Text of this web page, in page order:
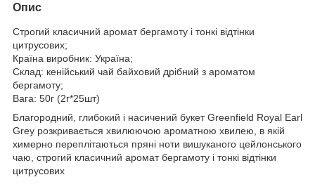
Опис
Строгий класичний аромат бергамоту і тонкі відтінки
цитрусових;
Країна виробник: Україна;
Склад: кенійський чай байховий дрібний з ароматом
бергамоту;
Вага: 50г (2г*25шт)
Благородний, глибокий і насичений букет Greenfield Royal Earl
Grey розкривається хвилюючою ароматною хвилею, в якій
химерно переплітаються пряні ноти вишуканого цейлонського
чаю, строгий класичний аромат бергамоту і тонкі відтінки
цитрусових